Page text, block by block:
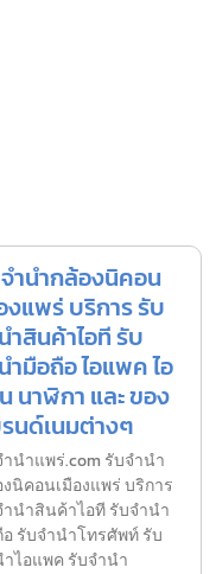
ำนำกล้องนิคอน
งแพร่ บริการ รับ
ำสินค้าไอที รับ
ำมือถือ ไอแพค ไอ
นาฬิกา และ ของ
นด์เนมต่างๆ
นําแพร่.com รับจำนำ
นิคอนเมืองแพร่ บริการ
ำนำสินค้าไอที รับจำนำ
รับจำนำโทรศัพท์ รับ
ไอแพค รับจำนำ